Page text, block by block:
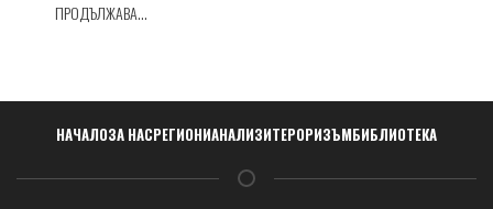
ПРОДЪЛЖАВА...
Навигация
НАЧАЛОЗА НАСРЕГИОНИАНАЛИЗИТЕРОРИЗЪМБИБЛИОТЕКА